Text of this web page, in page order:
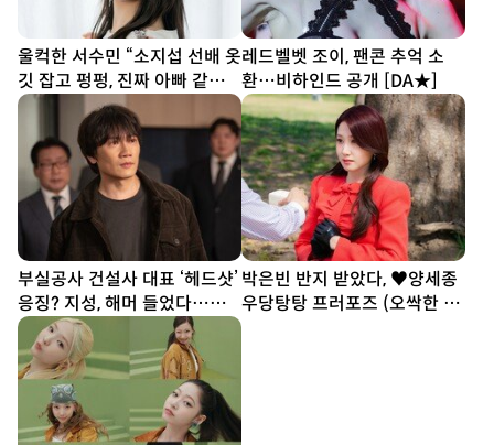
울컥한 서수민 “소지섭 선배 옷
깃 잡고 펑펑, 진짜 아빠 같았
다” (종합)[DA인터뷰]
레드벨벳 조이, 팬콘 추억 소
환…비하인드 공개 [DA★]
부실공사 건설사 대표 ‘헤드샷’
응징? 지성, 해머 들었다…대
리 통쾌 (아파트)
박은빈 반지 받았다, ♥양세종
우당탕탕 프러포즈 (오싹한 연